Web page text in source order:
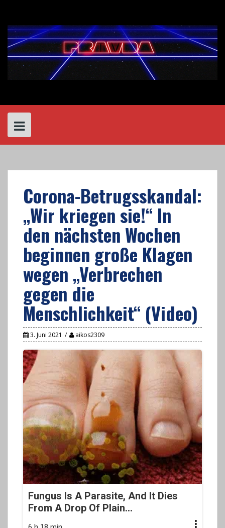
content
Corona-Betrugsskandal:
„Wir kriegen sie!“ In
den nächsten Wochen
beginnen große Klagen
wegen „Verbrechen
gegen die
Menschlichkeit“ (Video)
3. Juni 2021 aikos2309
Fungus Is A Parasite, And It Dies
From A Drop Of Plain...